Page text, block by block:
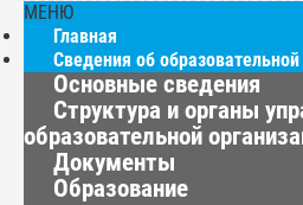
МЕНЮ
Главная
Сведения об
Основные сведения
Структура и органы
образовательной
Документы
Образование